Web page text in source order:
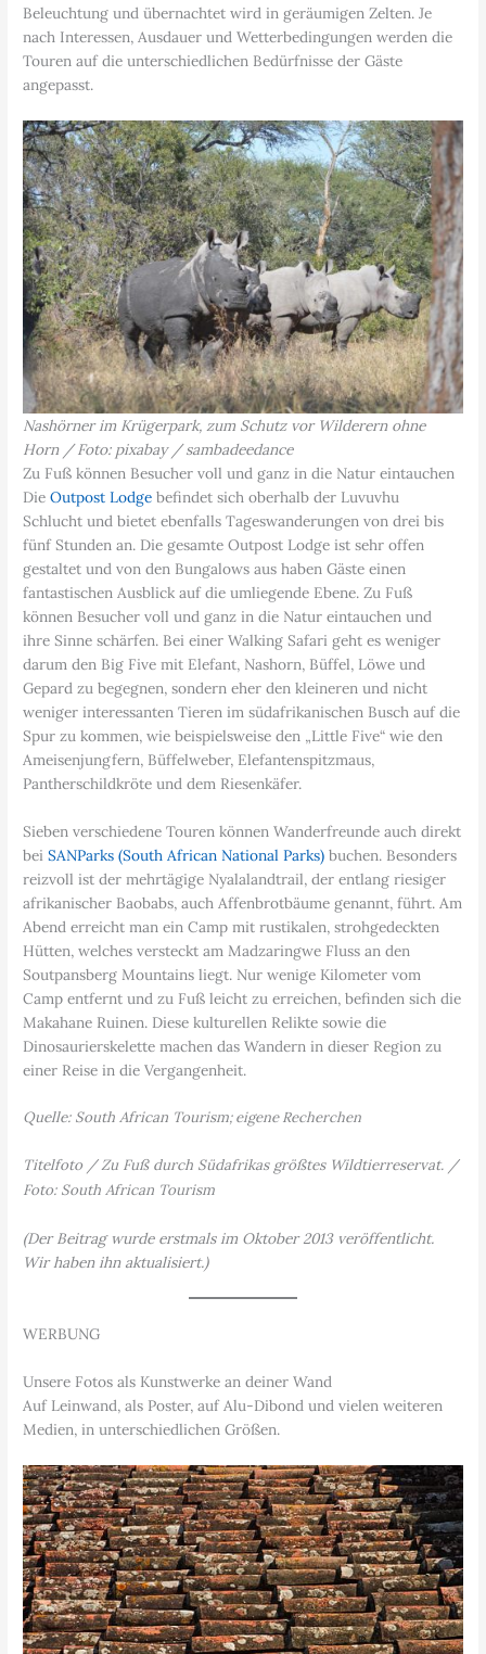
Beleuchtung und übernachtet wird in geräumigen Zelten. Je
nach Interessen, Ausdauer und Wetterbedingungen werden die
Touren auf die unterschiedlichen Bedürfnisse der Gäste
angepasst.
Nashörner im Krügerpark, zum Schutz vor Wilderern ohne
Horn / Foto: pixabay / sambadeedance
Zu Fuß können Besucher voll und ganz in die Natur eintauchen
DieOutpost Lodge befindet sich oberhalb der Luvuvhu
Schlucht und bietet ebenfalls Tageswanderungen von drei bis
fünf Stunden an. Die gesamte Outpost Lodge ist sehr offen
gestaltet und von den Bungalows aus haben Gäste einen
fantastischen Ausblick auf die umliegende Ebene. Zu Fuß
können Besucher voll und ganz in die Natur eintauchen und
ihre Sinne schärfen. Bei einer Walking Safari geht es weniger
darum den Big Five mit Elefant, Nashorn, Büffel, Löwe und
Gepard zu begegnen, sondern eher den kleineren und nicht
weniger interessanten Tieren im südafrikanischen Busch auf die
Spur zu kommen, wie beispielsweise den „Little Five“ wie den
Ameisenjungfern, Büffelweber, Elefantenspitzmaus,
Pantherschildkröte und dem Riesenkäfer.
Sieben verschiedene Touren können Wanderfreunde auch direkt
beiSANParks (South African National Parks) buchen. Besonders
reizvoll ist der mehrtägige Nyalalandtrail, der entlang riesiger
afrikanischer Baobabs, auch Affenbrotbäume genannt, führt. Am
Abend erreicht man ein Camp mit rustikalen, strohgedeckten
Hütten, welches versteckt am Madzaringwe Fluss an den
Soutpansberg Mountains liegt. Nur wenige Kilometer vom
Camp entfernt und zu Fuß leicht zu erreichen, befinden sich die
Makahane Ruinen. Diese kulturellen Relikte sowie die
Dinosaurierskelette machen das Wandern in dieser Region zu
einer Reise in die Vergangenheit.
Quelle: South African Tourism; eigene Recherchen
Titelfoto / Zu Fuß durch Südafrikas größtes Wildtierreservat. /
Foto: South African Tourism
(Der Beitrag wurde erstmals im Oktober 2013 veröffentlicht.
Wir haben ihn aktualisiert.)
WERBUNG
Unsere Fotos als Kunstwerke an deiner Wand
Auf Leinwand, als Poster, auf Alu-Dibond und vielen weiteren
Medien, in unterschiedlichen Größen.